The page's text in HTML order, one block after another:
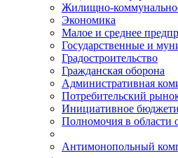
Жилищно-
Экономика
Малое и среднее
Государственные и
Градостроительство
Гражданская оборона
Административная
Потребительский
Инициативное
Полномочия в
Антимонопольный